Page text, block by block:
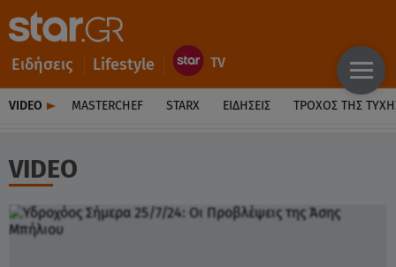
Ειδήσεις Lifestyle
VIDEO MASTERCHEF STARX ΕΙΔΉΣΕΙΣ ΤΡΟΧΌΣ ΤΗΣ
VIDEO